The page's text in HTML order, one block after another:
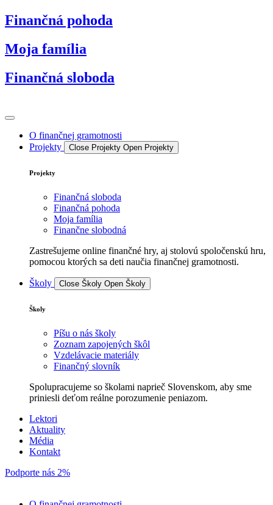
Preskočiť
na
Finančná pohoda
Moja família
Finančná sloboda
O finančnej gramotnosti
Projekty
Close Projekty Open Projekty
Projekty
Finančná sloboda
Finančná pohoda
Moja família
Finančne slobodná
Zastrešujeme online finančné hry, aj stolovú spoločenskú hru,
pomocou ktorých sa deti naučia finančnej gramotnosti.
Školy Close Školy Open Školy
Školy
Píšu o nás školy
Zoznam zapojených škôl
Vzdelávacie materiály
Finančný slovník
Spolupracujeme so školami naprieč Slovenskom, aby sme
priniesli deťom reálne porozumenie peniazom.
Lektori
Aktuality
Média
Kontakt
Podporte nás 2%